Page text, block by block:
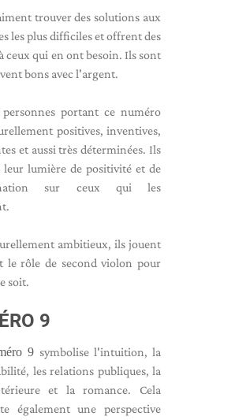
trouver des solutions aux
les plus difficiles et offrent des
ceux qui en ont besoin. Ils sont
bons avec l'argent.
personnes portant ce numéro
positives, inventives,
et aussi très déterminées. Ils
leur lumière de positivité et de
sur ceux qui les
ambitieux, ils jouent
le rôle de second violon pour
soit.
9
9 symbolise l'intuition, la
les relations publiques, la
et la romance. Cela
également une perspective